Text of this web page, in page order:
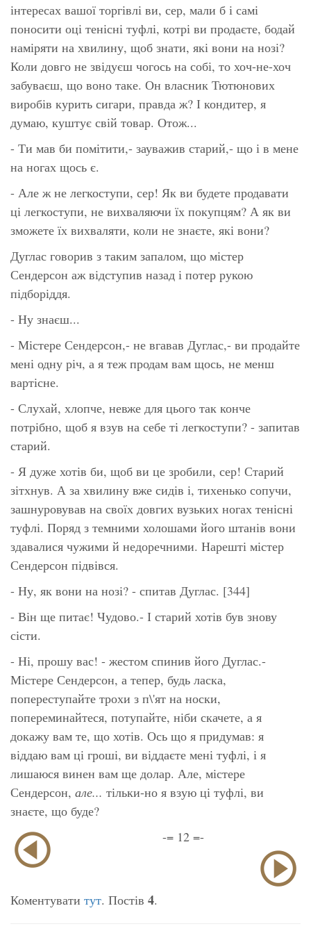
інтересах вашої торгівлі ви, сер, мали б і самі
поносити оці тенісні туфлі, котрі ви продаєте, бодай
наміряти на хвилину, щоб знати, які вони на нозі?
Коли довго не звідуєш чогось на собі, то хоч-не-хоч
забуваєш, що воно таке. Он власник Тютюнових
виробів курить сигари, правда ж? І кондитер, я
думаю, куштує свій товар. Отож...
- Ти мав би помітити,- зауважив старий,- що і в мене
на ногах щось є.
- Але ж не легкоступи, сер! Як ви будете продавати
ці легкоступи, не вихваляючи їх покупцям? А як ви
зможете їх вихваляти, коли не знаєте, які вони?
Дуглас говорив з таким запалом, що містер
Сендерсон аж відступив назад і потер рукою
підборіддя.
- Ну знаєш...
- Містере Сендерсон,- не вгавав Дуглас,- ви продайте
мені одну річ, а я теж продам вам щось, не менш
вартісне.
- Слухай, хлопче, невже для цього так конче
потрібно, щоб я взув на себе ті легкоступи? - запитав
старий.
- Я дуже хотів би, щоб ви це зробили, сер! Старий
зітхнув. А за хвилину вже сидів і, тихенько сопучи,
зашнуровував на своїх довгих вузьких ногах тенісні
туфлі. Поряд з темними холошами його штанів вони
здавалися чужими й недоречними. Нарешті містер
Сендерсон підвівся.
- Ну, як вони на нозі? - спитав Дуглас. [344]
- Він ще питає! Чудово.- І старий хотів був знову
сісти.
- Ні, прошу вас! - жестом спинив його Дуглас.-
Містере Сендерсон, а тепер, будь ласка,
попереступайте трохи з п\'ят на носки,
попереминайтеся, потупайте, ніби скачете, а я
докажу вам те, що хотів. Ось що я придумав: я
віддаю вам ці гроші, ви віддаєте мені туфлі, і я
лишаюся винен вам ще долар. Але, містере
Сендерсон, але... тільки-но я взую ці туфлі, ви
знаєте, що буде?
-= 12 =-
Коментувати тут. Постів 4.